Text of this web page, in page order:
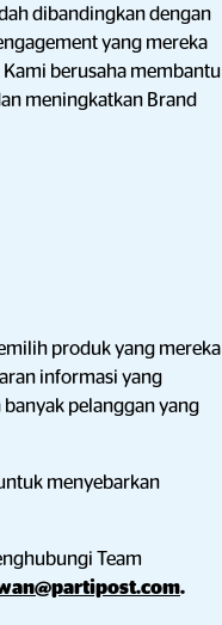
dibandingkan dengan
yang mereka
berusaha membantu
meningkatkan Brand
produk yang mereka
informasi yang
pelanggan yang
menyebarkan
Team
.